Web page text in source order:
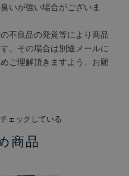
いが強い場合がございま
不良品の発覚等により商品
。その場合は別途メールに
ご理解頂きますよう、お願
ェックしている
商品